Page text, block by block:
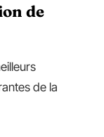
de
de la